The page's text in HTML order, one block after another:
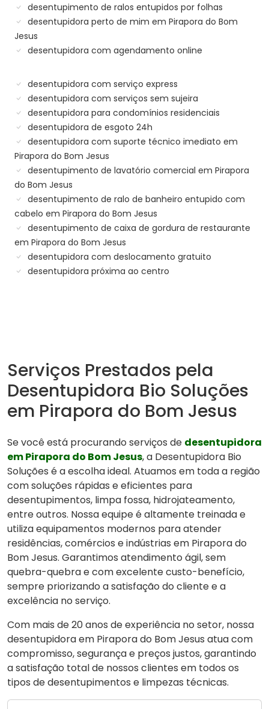
desentupimento de ralos entupidos por folhas
desentupidora perto de mim em Pirapora do Bom
Jesus
desentupidora com agendamento online
desentupidora com serviço express
desentupidora com serviços sem sujeira
desentupidora para condomínios residenciais
desentupidora de esgoto 24h
desentupidora com suporte técnico imediato em
Pirapora do Bom Jesus
desentupimento de lavatório comercial em Pirapora
do Bom Jesus
desentupimento de ralo de banheiro entupido com
cabelo em Pirapora do Bom Jesus
desentupimento de caixa de gordura de restaurante
em Pirapora do Bom Jesus
desentupidora com deslocamento gratuito
desentupidora próxima ao centro
Serviços Prestados pela
Desentupidora Bio Soluções
em Pirapora do Bom Jesus
Se você está procurando serviços de desentupidora
em Pirapora do Bom Jesus, a Desentupidora Bio
Soluções é a escolha ideal. Atuamos em toda a região
com soluções rápidas e eficientes para
desentupimentos, limpa fossa, hidrojateamento,
entre outros. Nossa equipe é altamente treinada e
utiliza equipamentos modernos para atender
residências, comércios e indústrias em Pirapora do
Bom Jesus. Garantimos atendimento ágil, sem
quebra-quebra e com excelente custo-benefício,
sempre priorizando a satisfação do cliente e a
excelência no serviço.
Com mais de 20 anos de experiência no setor, nossa
desentupidora em Pirapora do Bom Jesus atua com
compromisso, segurança e preços justos, garantindo
a satisfação total de nossos clientes em todos os
tipos de desentupimentos e limpezas técnicas.